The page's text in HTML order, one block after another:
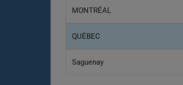
MONTRÉAL
QUÉBEC
Saguenay